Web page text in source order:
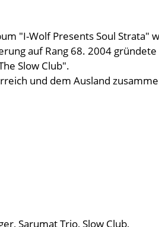
"I-Wolf Presents Soul Strata"
auf Rang 68. 2004
Slow Club".
und dem Ausland
Sarumat Trio, Slow Club,